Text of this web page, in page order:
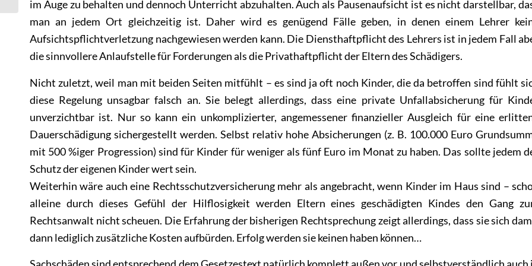
im Auge zu behalten und dennoch Unterricht abzuhalten. Auch als Pausenaufsicht ist es nicht darstellbar,
man an jedem Ort gleichzeitig ist. Daher wird es genügend Fälle geben, in denen einem Lehrer
Aufsichtspflichtverletzung nachgewiesen werden kann. Die Diensthaftpflicht des Lehrers ist in jedem Fall
die sinnvollere Anlaufstelle für Forderungen als die Privathaftpflicht der Eltern des Schädigers.
Nicht zuletzt, weil man mit beiden Seiten mitfühlt – es sind ja oft noch Kinder, die da betroffen sind fühlt
diese Regelung unsagbar falsch an. Sie belegt allerdings, dass eine private Unfallabsicherung für
unverzichtbar ist. Nur so kann ein unkomplizierter, angemessener finanzieller Ausgleich für eine
Dauerschädigung sichergestellt werden. Selbst relativ hohe Absicherungen (z. B. 100.000 Euro
mit 500 %iger Progression) sind für Kinder für weniger als fünf Euro im Monat zu haben. Das sollte jedem
Schutz der eigenen Kinder wert sein.
Weiterhin wäre auch eine Rechtsschutzversicherung mehr als angebracht, wenn Kinder im Haus sind –
alleine durch dieses Gefühl der Hilflosigkeit werden Eltern eines geschädigten Kindes den Gang
Rechtsanwalt nicht scheuen. Die Erfahrung der bisherigen Rechtsprechung zeigt allerdings, dass sie sich
dann lediglich zusätzliche Kosten aufbürden. Erfolg werden sie keinen haben können…